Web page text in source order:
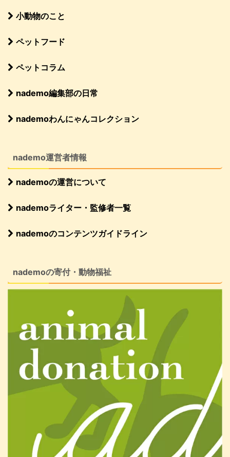
小動物のこと
ペットフード
ペットコラム
nademo編集部の日常
nademoわんにゃんコレクション
nademo運営者情報
nademoの運営について
nademoライター・監修者一覧
nademoのコンテンツガイドライン
nademoの寄付・動物福祉